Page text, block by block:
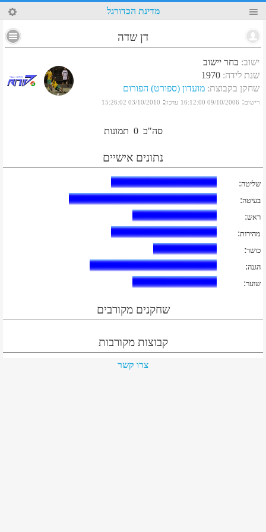
68 מדינת הכדורגל
דן שדה
ישוב: בחר יישוב
שנת לידה:
1970
שחקן בקבוצת: מועדון (ספורט) הפורום
רישום:
09/10/2006 16:12:00 עדכון:
03/10/2010 15:26:02
סה"כ 0 תמונות
נתונים אישיים
שליטה:
בעיטה:
ראש:
מהירות:
כושר:
הגנה:
שוער:
שחקנים מקורבים
קבוצות מקורבות
צרו קשר